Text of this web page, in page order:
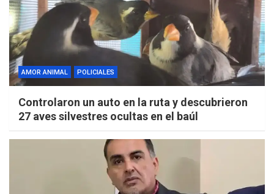
AMOR ANIMAL POLICIALES
Controlaron un auto en la ruta y descubrieron
27 aves silvestres ocultas en el baúl